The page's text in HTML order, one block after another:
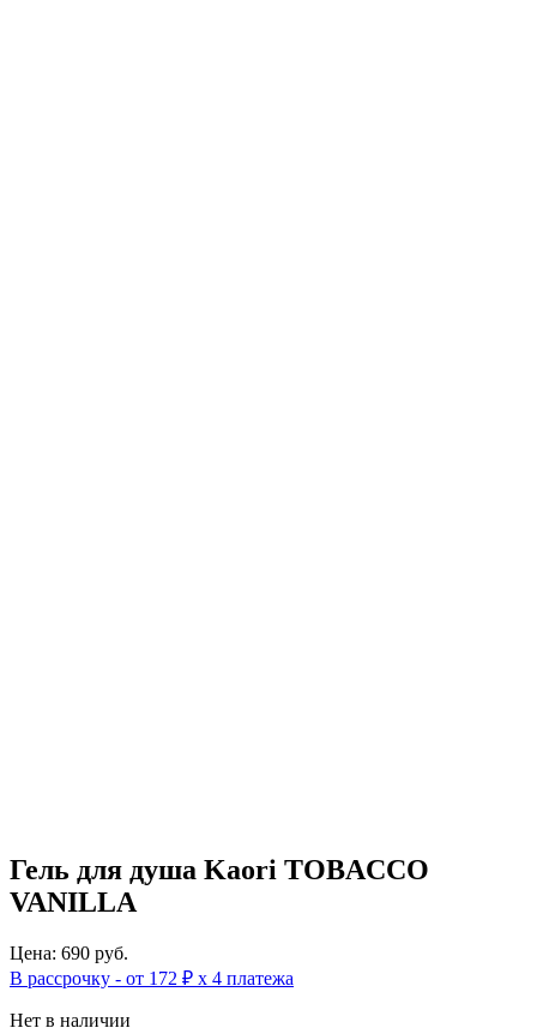
Гель для душа Kaori TOBACCO
VANILLA
Цена: 690 руб.
В рассрочку - от 172 ₽ х 4 платежа
Нет в наличии